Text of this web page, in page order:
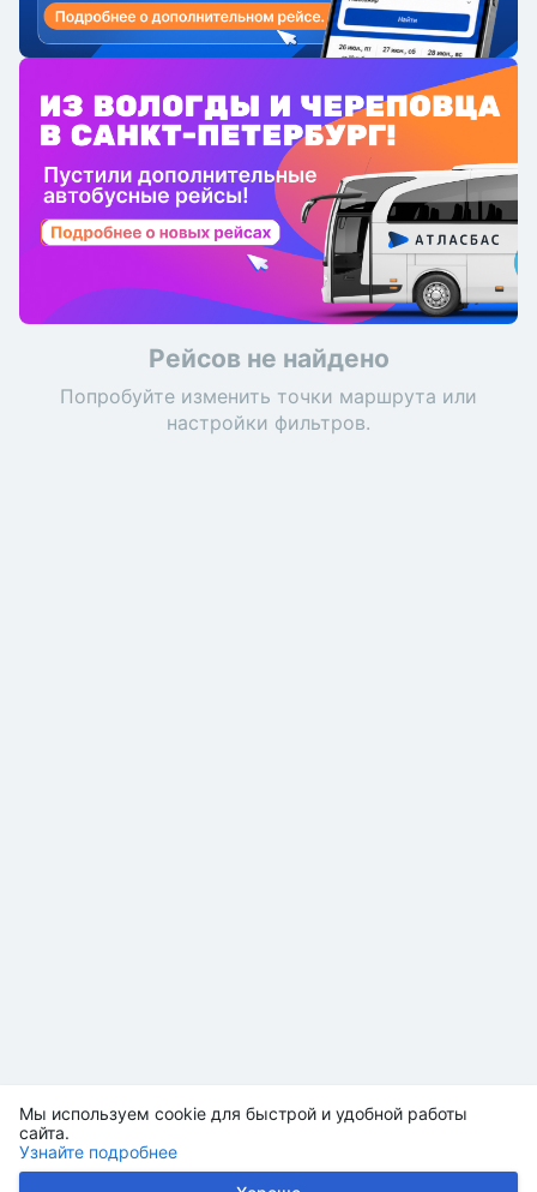
Мы используем cookie для быстрой и удобной работы
сайта.
Узнайте подробнее
Рейсов не найдено
Попробуйте изменить точки маршрута или
настройки фильтров.